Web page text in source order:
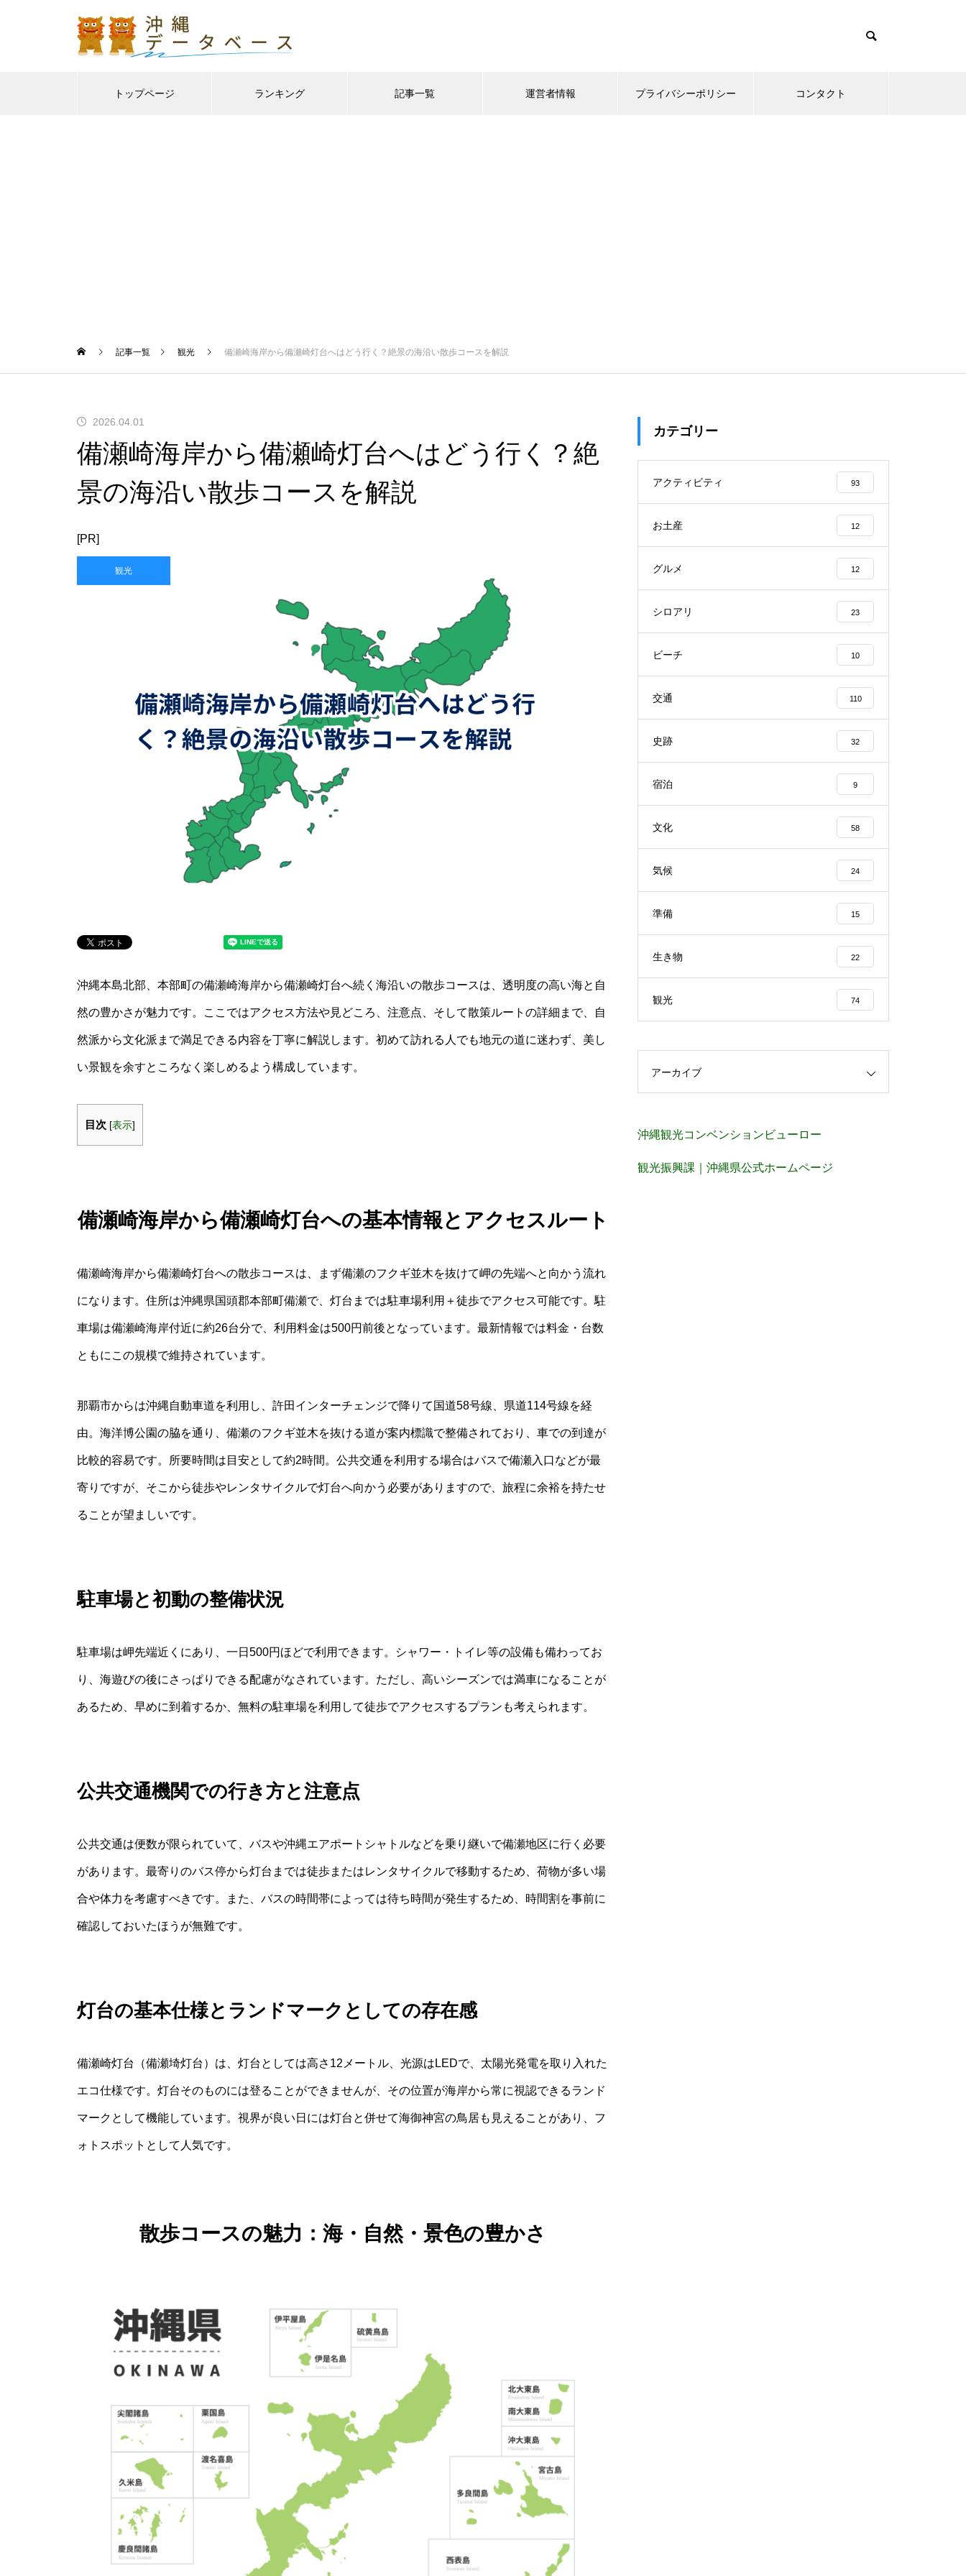
トップページ ランキング 記事一覧 運営者情報 プライバシーポリシー コンタクト
記事一覧 観光 備瀬崎海岸から備瀬崎灯台へはどう行く？絶景の海沿い散歩コースを解説
2026.04.01
備瀬崎海岸から備瀬崎灯台へはどう行く？絶
景の海沿い散歩コースを解説
[PR]
観光
沖縄本島北部、本部町の備瀬崎海岸から備瀬崎灯台へ続く海沿いの散歩コースは、透明度の高い海と自
然の豊かさが魅力です。ここではアクセス方法や見どころ、注意点、そして散策ルートの詳細まで、自
然派から文化派まで満足できる内容を丁寧に解説します。初めて訪れる人でも地元の道に迷わず、美し
い景観を余すところなく楽しめるよう構成しています。
目次 [表示]
備瀬崎海岸から備瀬崎灯台への基本情報とアクセスルート
備瀬崎海岸から備瀬崎灯台への散歩コースは、まず備瀬のフクギ並木を抜けて岬の先端へと向かう流れ
になります。住所は沖縄県国頭郡本部町備瀬で、灯台までは駐車場利用＋徒歩でアクセス可能です。駐
車場は備瀬崎海岸付近に約26台分で、利用料金は500円前後となっています。最新情報では料金・台数
ともにこの規模で維持されています。
那覇市からは沖縄自動車道を利用し、許田インターチェンジで降りて国道58号線、県道114号線を経
由。海洋博公園の脇を通り、備瀬のフクギ並木を抜ける道が案内標識で整備されており、車での到達が
比較的容易です。所要時間は目安として約2時間。公共交通を利用する場合はバスで備瀬入口などが最
寄りですが、そこから徒歩やレンタサイクルで灯台へ向かう必要がありますので、旅程に余裕を持たせ
ることが望ましいです。
駐車場と初動の整備状況
駐車場は岬先端近くにあり、一日500円ほどで利用できます。シャワー・トイレ等の設備も備わってお
り、海遊びの後にさっぱりできる配慮がなされています。ただし、高いシーズンでは満車になることが
あるため、早めに到着するか、無料の駐車場を利用して徒歩でアクセスするプランも考えられます。
公共交通機関での行き方と注意点
公共交通は便数が限られていて、バスや沖縄エアポートシャトルなどを乗り継いで備瀬地区に行く必要
があります。最寄りのバス停から灯台までは徒歩またはレンタサイクルで移動するため、荷物が多い場
合や体力を考慮すべきです。また、バスの時間帯によっては待ち時間が発生するため、時間割を事前に
確認しておいたほうが無難です。
灯台の基本仕様とランドマークとしての存在感
備瀬崎灯台（備瀬埼灯台）は、灯台としては高さ12メートル、光源はLEDで、太陽光発電を取り入れた
エコ仕様です。灯台そのものには登ることができませんが、その位置が海岸から常に視認できるランド
マークとして機能しています。視界が良い日には灯台と併せて海御神宮の鳥居も見えることがあり、フ
ォトスポットとして人気です。
散歩コースの魅力：海・自然・景色の豊かさ
カテゴリー
アクティビティ 93
お土産 12
グルメ 12
シロアリ 23
ビーチ 10
交通 110
史跡 32
宿泊 9
文化 58
気候 24
準備 15
生き物 22
観光 74
アーカイブ
沖縄観光コンベンションビューロー
観光振興課｜沖縄県公式ホームページ